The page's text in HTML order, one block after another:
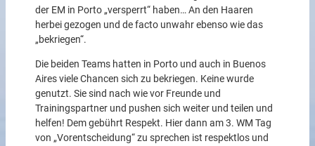
der EM in Porto „versperrt“ haben… An den Haaren
herbei gezogen und de facto unwahr ebenso wie das
„bekriegen“.
Die beiden Teams hatten in Porto und auch in Buenos
Aires viele Chancen sich zu bekriegen. Keine wurde
genutzt. Sie sind nach wie vor Freunde und
Trainingspartner und pushen sich weiter und teilen und
helfen! Dem gebührt Respekt. Hier dann am 3. WM Tag
von „Vorentscheidung“ zu sprechen ist respektlos und